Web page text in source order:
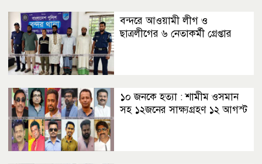
বন্দরে আওয়ামী লীগ ও
ছাত্রলীগের ৬ নেতাকর্মী গ্রেপ্তার
১০ জনকে হত্যা : শামীম ওসমান
সহ ১২জনের সাক্ষ্যগ্রহণ ১২ আগস্ট